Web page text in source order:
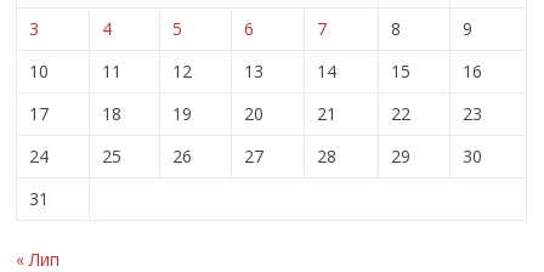
3
4 5 6 7 8
9
10
11 12 13 14 15
16
17
18 19 20 21 22
23
24
25 26 27 28 29
30
31
« Лип